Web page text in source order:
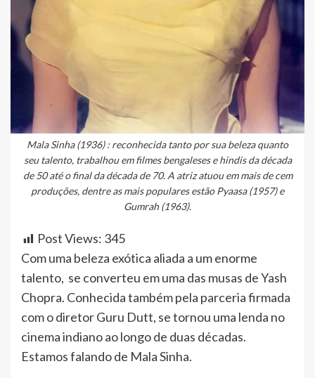
Mala Sinha (1936) : reconhecida tanto por sua beleza quanto
seu talento, trabalhou em filmes bengaleses e hindis da década
de 50 até o final da década de 70. A atriz atuou em mais de cem
produções, dentre as mais populares estão Pyaasa (1957) e
Gumrah (1963).
Post Views: 345
Com uma beleza exótica aliada a um enorme
talento, se converteu em uma das musas de Yash
Chopra. Conhecida também pela parceria firmada
com o diretor Guru Dutt, se tornou uma lenda no
cinema indiano ao longo de duas décadas.
Estamos falando de Mala Sinha.